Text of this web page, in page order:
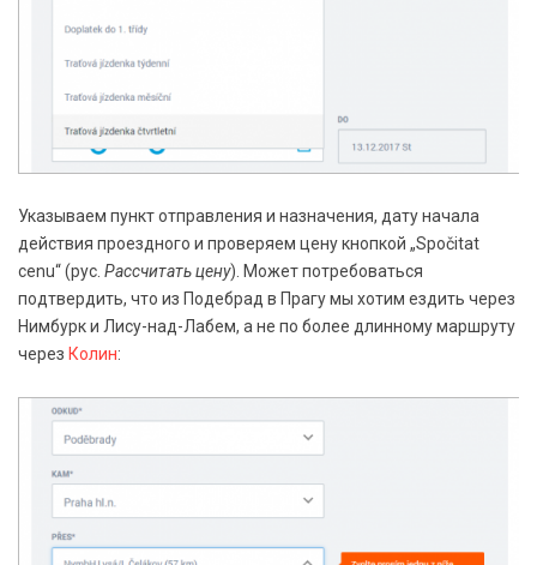
Указываем пункт отправления и назначения, дату начала
действия проездного и проверяем цену кнопкой „Spočitat
cenu“ (рус. Рассчитать цену). Может потребоваться
подтвердить, что из Подебрад в Прагу мы хотим ездить через
Нимбурк и Лису-над-Лабем, а не по более длинному маршруту
через Колин: